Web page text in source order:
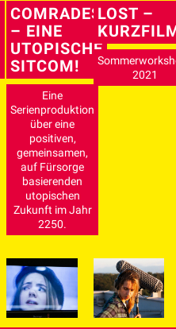
COMRADES
– EINE
UTOPISCHE
SITCOM!
Eine
Serienproduktion
über eine
positiven,
gemeinsamen,
auf Fürsorge
basierenden
utopischen
Zukunft im Jahr
2250.
LOST –
2021